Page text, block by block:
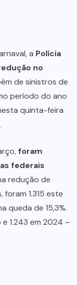
a Polícia
no
de sinistros de
período do ano
quinta-feira
foram
federais
redução de
foram 1.315 este
queda de 15,3%.
1.243 em 2024 –